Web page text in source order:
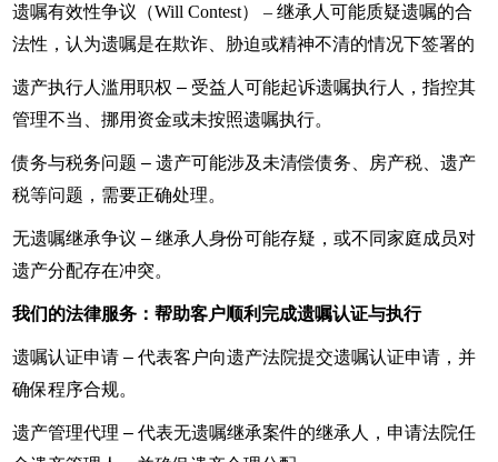
遗嘱有效性争议（Will Contest） – 继承人可能质疑遗嘱的合
法性，认为遗嘱是在欺诈、胁迫或精神不清的情况下签署的
遗产执行人滥用职权 – 受益人可能起诉遗嘱执行人，指控其
管理不当、挪用资金或未按照遗嘱执行。
债务与税务问题 – 遗产可能涉及未清偿债务、房产税、遗产
税等问题，需要正确处理。
无遗嘱继承争议 – 继承人身份可能存疑，或不同家庭成员对
遗产分配存在冲突。
我们的法律服务：帮助客户顺利完成遗嘱认证与执行
遗嘱认证申请 – 代表客户向遗产法院提交遗嘱认证申请，并
确保程序合规。
遗产管理代理 – 代表无遗嘱继承案件的继承人，申请法院任